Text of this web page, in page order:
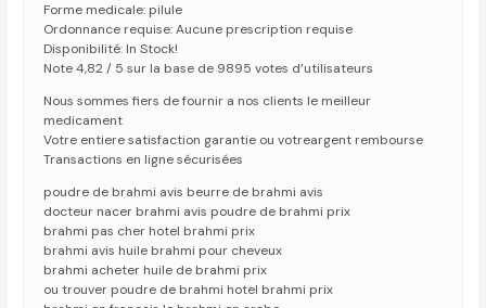
Forme medicale: pilule
Ordonnance requise: Aucune prescription requise
Disponibilité: In Stock!
Note 4,82 / 5 sur la base de 9895 votes d’utilisateurs
Nous sommes fiers de fournir a nos clients le meilleur
medicament
Votre entiere satisfaction garantie ou votreargent rembourse
Transactions en ligne sécurisées
poudre de brahmi avis beurre de brahmi avis
docteur nacer brahmi avis poudre de brahmi prix
brahmi pas cher hotel brahmi prix
brahmi avis huile brahmi pour cheveux
brahmi acheter huile de brahmi prix
ou trouver poudre de brahmi hotel brahmi prix